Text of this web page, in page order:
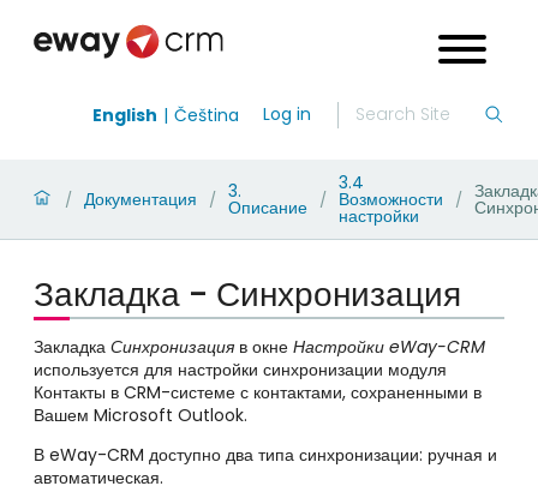
English Čeština Log in
/ Документация / 3.
Описание /
3.4
Возможности
настройки
/
Закладка - Синхронизация
Закладка Синхронизация в окне Настройки eWay-CRM
используется для настройки синхронизации модуля
Контакты в CRM-системе с контактами, сохраненными в
Вашем Microsoft Outlook.
В eWay-CRM доступно два типа синхронизации: ручная и
автоматическая.